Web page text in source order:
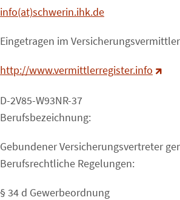
info(at)schwerin.ihk.de
Eingetragen im
http://www.vermittlerregister.info
D-2V85-W93NR-37
Berufsbezeichnung:
Gebundener Versicherungsvertreter
Berufsrechtliche Regelungen:
§ 34 d Gewerbeordnung